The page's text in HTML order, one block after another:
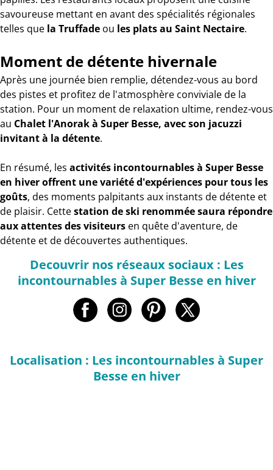
savoureuse mettant en avant des spécialités régionales
telles que la Truffade ou les plats au Saint Nectaire.
Moment de détente hivernale
Après une journée bien remplie, détendez-vous au bord
des pistes et profitez de l'atmosphère conviviale de la
station. Pour un moment de relaxation ultime, rendez-vous
au Chalet l'Anorak à Super Besse, avec son jacuzzi
invitant à la détente.
En résumé, les activités incontournables à Super Besse
en hiver offrent une variété d'expériences pour tous les
goûts, des moments palpitants aux instants de détente et
de plaisir. Cettestation de ski renommée saura répondre
aux attentes des visiteurs en quête d'aventure, de
détente et de découvertes authentiques.
Decouvrir nos réseaux sociaux : Les
incontournables à Super Besse en hiver
Localisation : Les incontournables à Super
Besse en hiver